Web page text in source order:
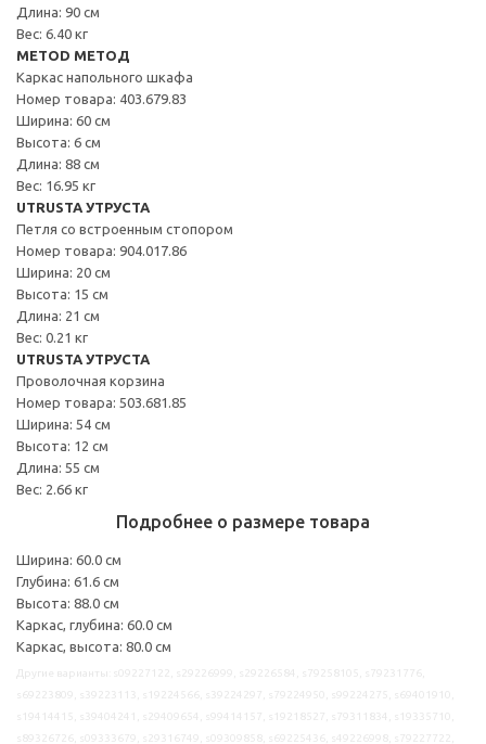
Длина: 90 см
Вес: 6.40 кг
METOD МЕТОД
Каркас напольного шкафа
Номер товара: 403.679.83
Ширина: 60 см
Высота: 6 см
Длина: 88 см
Вес: 16.95 кг
UTRUSTA УТРУСТА
Петля со встроенным стопором
Номер товара: 904.017.86
Ширина: 20 см
Высота: 15 см
Длина: 21 см
Вес: 0.21 кг
UTRUSTA УТРУСТА
Проволочная корзина
Номер товара: 503.681.85
Ширина: 54 см
Высота: 12 см
Длина: 55 см
Вес: 2.66 кг
Подробнее о размере товара
Ширина: 60.0 см
Глубина: 61.6 см
Высота: 88.0 см
Каркас, глубина: 60.0 см
Каркас, высота: 80.0 см